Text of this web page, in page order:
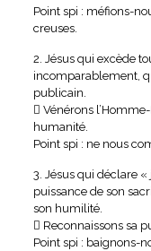
Point spi : méfions-
creuses.
2. Jésus qui excède
incomparablement,
publicain.
 Vénérons
humanité.
Point spi : ne nous
3. Jésus qui déclare
puissance de son
son humilité.
 Reconnaissons sa
Point spi : baignons-